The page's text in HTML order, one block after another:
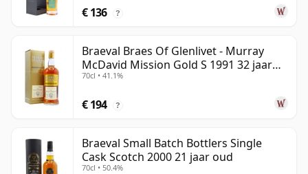
€ 136 ?
Braeval Braes Of Glenlivet - Murray
McDavid Mission Gold S 1991 32 jaar
oud
70cl • 41.1%
€ 194 ?
Braeval Small Batch Bottlers Single
Cask Scotch 2000 21 jaar oud
70cl • 50.4%